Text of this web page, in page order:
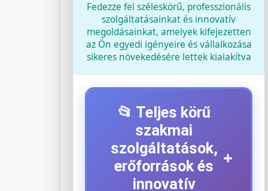
Fedezze fel széleskörű, professzionális
szolgáltatásainkat és innovatív
megoldásainkat, amelyek kifejezetten
az Ön egyedi igényeire és vállalkozása
sikeres növekedésére lettek kialakítva
📂 Teljes körű
szakmai
szolgáltatások,
erőforrások és
innovatív
+